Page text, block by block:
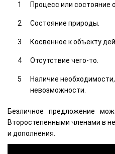
Процесс или состояние
Состояние природы.
Косвенное к объекту
Отсутствие чего-то.
Наличие
невозможности.
Безличное предложение
Второстепенными членами в
и дополнения.